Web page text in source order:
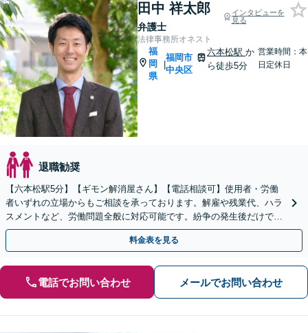
田中 祥太郎
弁護士
インタビューを
見る
法律事務所オネスト
福
岡
県
|
福岡市
中央区
六本松駅か
ら徒歩5分
営業時間：本
日定休日
退職勧奨
【六本松駅5分】【ギモン解消屋さん】【電話相談可】使用者・労働
者いずれの立場からもご相談を承っております。解雇や残業代、ハラ
スメントなど、労働問題全般に対応可能です。紛争の発生後だけでな
く、予防法務にも注力しています。ぜひご相談ください。
料金表を見る
電話でお問い合わせ メールでお問い合わせ